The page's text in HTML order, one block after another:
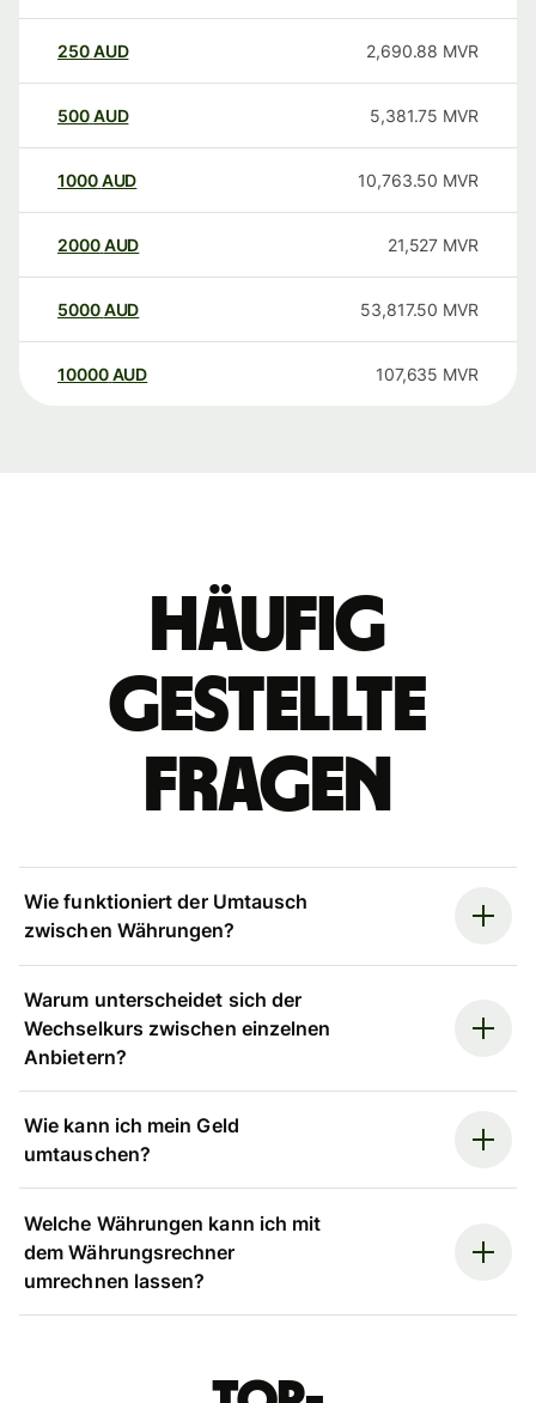
250AUD 2,690.88 MVR
500AUD 5,381.75 MVR
1000AUD 10,763.50 MVR
2000AUD 21,527 MVR
5000AUD 53,817.50 MVR
10000 AUD 107,635 MVR
Häufig
gestellte
Fragen
Wie funktioniert der Umtausch
zwischen Währungen?
Warum unterscheidet sich der
Wechselkurs zwischen einzelnen
Anbietern?
Wie kann ich mein Geld
umtauschen?
Welche Währungen kann ich mit
dem Währungsrechner
umrechnen lassen?